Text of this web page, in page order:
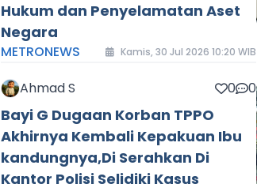
Hukum dan Penyelamatan Aset
Negara
METRONEWS Kamis, 30 Jul 2026 10:20 WIB
Ahmad S 0 0
Bayi G Dugaan Korban TPPO
Akhirnya Kembali Kepakuan Ibu
kandungnya,Di Serahkan Di
Kantor Polisi Selidiki Kasus